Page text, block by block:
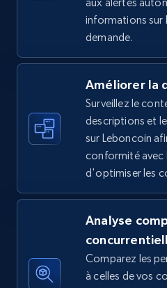
667+
Amazon sellers info
Seller id, URL, Seller name,
info, Stars, Feedbacks,
378+
URL, Product id, Title,
Seller reviews,
more.
informations sur
demande.
Améliorer la
Surveillez le
descriptions et
sur Leboncoin
conformité avec
d'optimiser les
Analyse
Comparez les
à celles de vos